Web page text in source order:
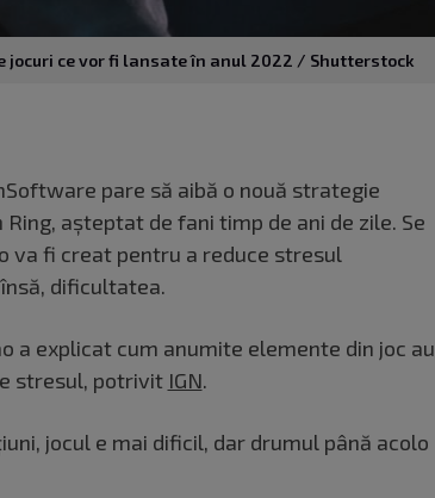
jocuri ce vor fi lansate în anul 2022 / Shutterstock
pare să aibă o nouă strategie
așteptat de fani timp de ani de zile. Se
va fi creat pentru a reduce stresul
dificultatea.
a explicat cum anumite elemente din joc au
stresul, potrivit IGN.
jocul e mai dificil, dar drumul până acolo